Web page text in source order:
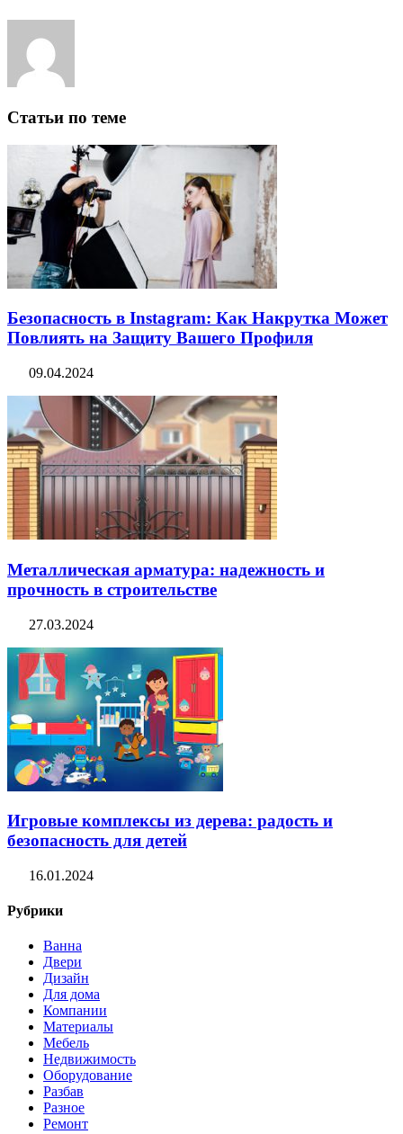
Статьи по теме
Безопасность в Instagram: Как Накрутка Может
Повлиять на Защиту Вашего Профиля
09.04.2024
Металлическая арматура: надежность и
прочность в строительстве
27.03.2024
Игровые комплексы из дерева: радость и
безопасность для детей
16.01.2024
Рубрики
Ванна
Двери
Дизайн
Для дома
Компании
Материалы
Мебель
Недвижимость
Оборудование
Разбав
Разное
Ремонт